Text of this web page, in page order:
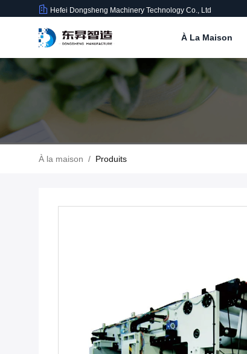
Hefei Dongsheng Machinery Technology Co., Ltd
À La Maison
À la maison / Produits